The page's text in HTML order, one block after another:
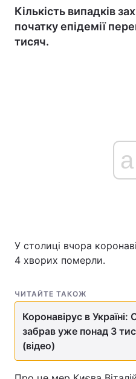
Кількість випадків
початку епідемії
тисяч.
У столиці вчора
4 хворих померли.
ЧИТАЙТЕ ТАКОЖ
Коронавірус в Україні:
забрав уже понад 3
(відео)